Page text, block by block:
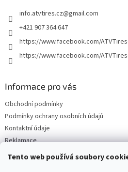
Tento web používá soubory
info.atvtires.cz@gmail.com
+421 907 364 647
https://www.facebook.com/
https://www.facebook.com/
Informace pro vás
Obchodní podmínky
Podmínky ochrany osobních údajů
Kontaktní údaje
Reklamace